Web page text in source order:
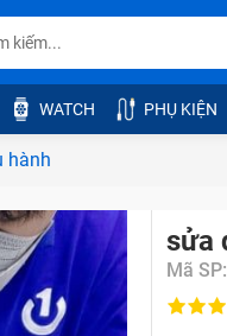
WATCH PHỤ KIỆN
hành
sửa
Mã SP: